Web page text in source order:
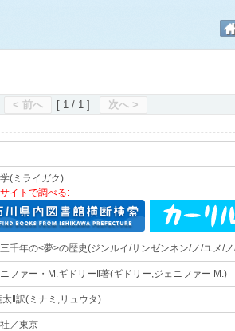
< 前へ [ 1 / 1 ] 次へ >
(ミライガク)
イトで調べる:
千年の<夢>の歴史(ジンルイ/サンゼンネン/ノ/ユメ/
ファー・M.ギドリー‖著(ギドリー,ジェニファー M.)
太‖訳(ミナミ,リュウタ)
／東京